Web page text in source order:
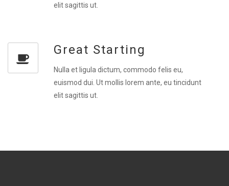
elit sagittis ut.
Great Starting
Nulla et ligula dictum, commodo felis eu,
euismod dui. Ut mollis lorem ante, eu tincidunt
elit sagittis ut.